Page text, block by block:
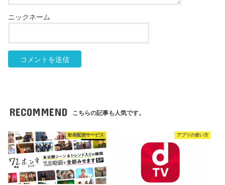
RECOMMEND こちらの記事も人気です。
動画配信サービス アプリの使い方